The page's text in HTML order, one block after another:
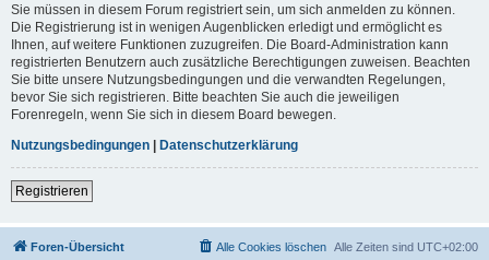
Sie müssen in diesem Forum registriert sein, um sich anmelden zu können.
Die Registrierung ist in wenigen Augenblicken erledigt und ermöglicht es
Ihnen, auf weitere Funktionen zuzugreifen. Die Board-Administration kann
registrierten Benutzern auch zusätzliche Berechtigungen zuweisen. Beachten
Sie bitte unsere Nutzungsbedingungen und die verwandten Regelungen,
bevor Sie sich registrieren. Bitte beachten Sie auch die jeweiligen
Forenregeln, wenn Sie sich in diesem Board bewegen.
Nutzungsbedingungen | Datenschutzerklärung
Registrieren
Foren-Übersicht Alle Zeiten sind UTC+02:00
Alle Cookies löschen